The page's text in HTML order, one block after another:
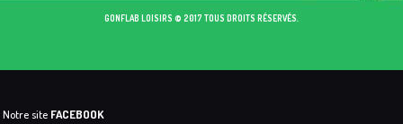
GONFLAB LOISIRS © 2017 TOUS DROITS RÉSERVÉS.
Notre site FACEBOOK